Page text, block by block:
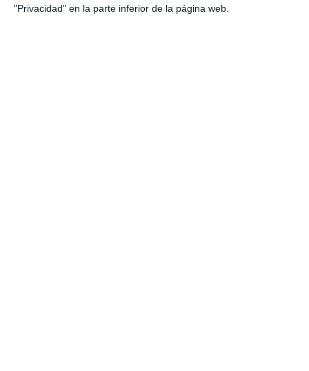
"Privacidad" en la parte inferior de la página web.
segundo del RGPD, la documentación de garantías adecuadas.